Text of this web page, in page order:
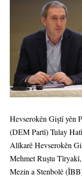
Hevserokên Giştî yên
(DEM Partî) Tulay
Alîkarê Hevserokên
Mehmet Ruştu
Mezin a Stenbolê